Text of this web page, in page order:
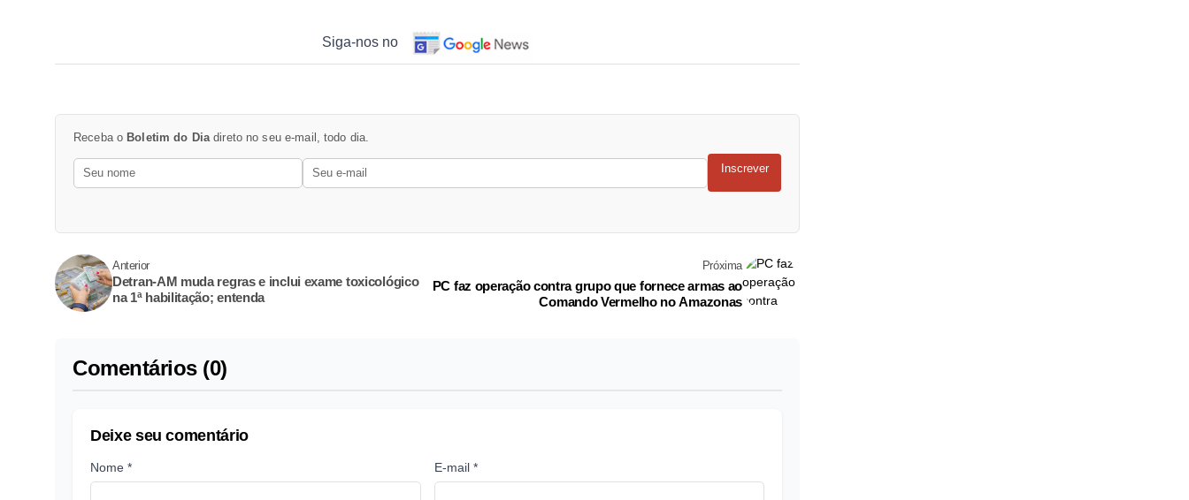
Siga-nos no
Receba o Boletim do Dia direto no seu e-mail, todo dia.
Inscrever
Anterior
Detran-AM muda regras e inclui exame toxicológico
na 1ª habilitação; entenda
Próxima
PC faz operação contra grupo que fornece armas ao
Comando Vermelho no Amazonas
Comentários (0)
Deixe seu comentário
Nome * E-mail *